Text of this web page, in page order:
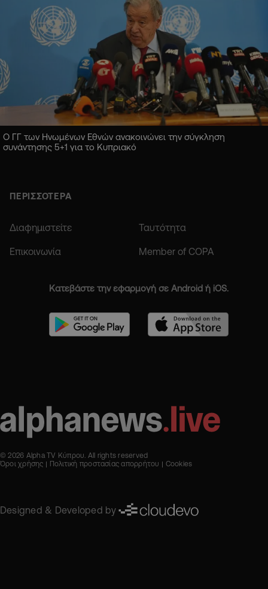
Ο ΓΓ των Ηνωμένων Εθνών ανακοινώνει την σύγκληση
συνάντησης 5+1 για το Κυπριακό
ΠΕΡΙΣΣΟΤΕΡΑ
Διαφημιστείτε Ταυτότητα
Επικοινωνία Member of COPA
Κατεβάστε την εφαρμογή σε Android ή iOS.
© 2026 Alpha TV Κύπρου. All rights reserved
Όροι χρήσης
Πολιτική προστασίας απορρήτου Cookies
Designed & Developed by